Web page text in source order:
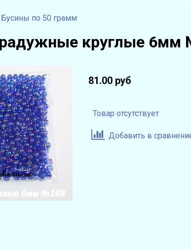
Бусины по 50 грамм
круглые 6мм
81.00 руб
Товар отсутствует
Добавить в